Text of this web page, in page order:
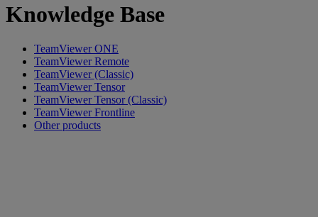
Knowledge Base
TeamViewer ONE
TeamViewer Remote
TeamViewer (Classic)
TeamViewer Tensor
TeamViewer Tensor (Classic)
TeamViewer Frontline
Other products